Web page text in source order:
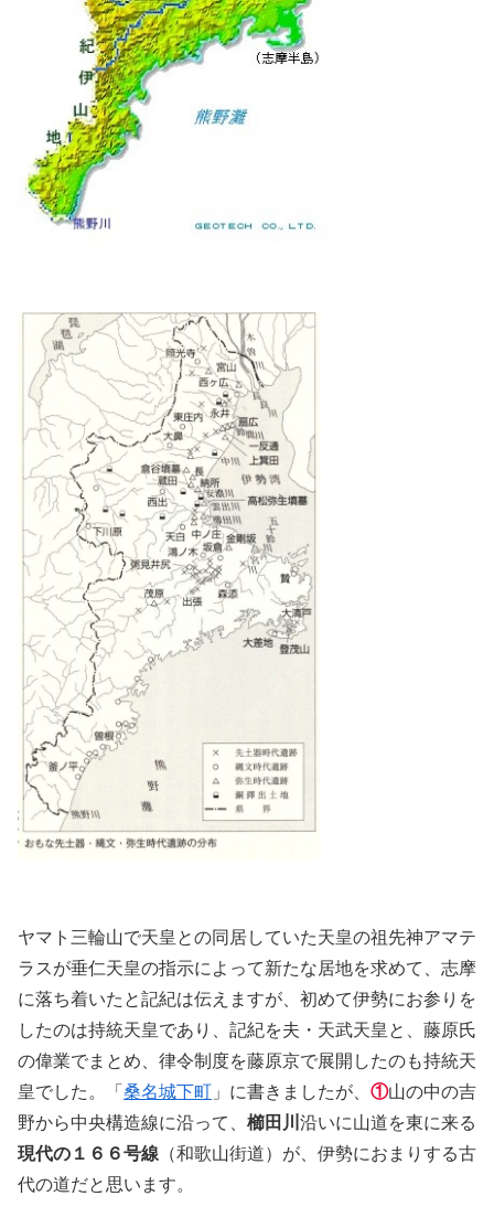
ヤマト三輪山で天皇との同居していた天皇の祖先神アマテ
ラスが垂仁天皇の指示によって新たな居地を求めて、志摩
に落ち着いたと記紀は伝えますが、初めて伊勢にお参りを
したのは持統天皇であり、記紀を夫・天武天皇と、藤原氏
の偉業でまとめ、律令制度を藤原京で展開したのも持統天
皇でした。「 桑名城下町 」に書きましたが、 ①山の中の吉
野から中央構造線に沿って、 櫛田川 沿いに山道を東に来る
現代の１６６号線 （和歌山街道）が、伊勢におまりする古
代の道だと思います。